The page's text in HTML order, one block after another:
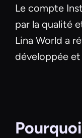
Le compte
par la qualité
Lina World a
développée